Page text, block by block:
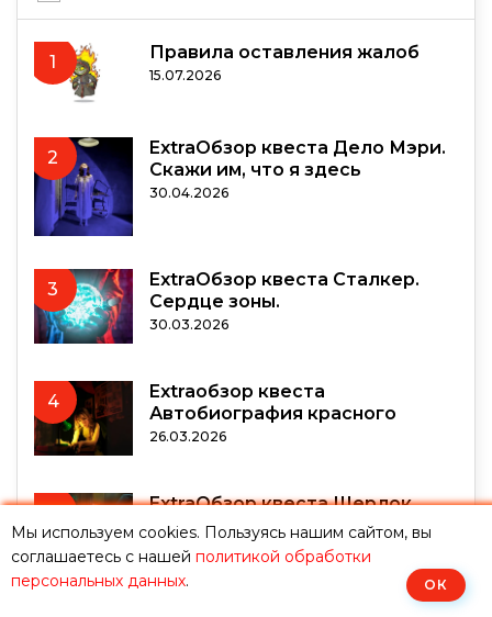
1 Правила оставления жалоб
15.07.2026
2
ExtraОбзор квеста Дело Мэри.
Скажи им, что я здесь
30.04.2026
3
ExtraОбзор квеста Сталкер.
Сердце зоны.
30.03.2026
4
Extraобзор квеста
Автобиография красного
26.03.2026
ExtraОбзор квеста Шерлок
Холмс против Мориарти
22.03.2026
Мы используем cookies. Пользуясь нашим сайтом, вы
соглашаетесь с нашей политикой обработки
персональных данных. ОК